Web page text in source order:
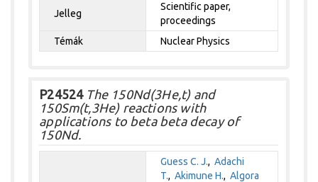
Jelleg
Scientific paper,
proceedings
Témák
Nuclear Physics
P24524The 150Nd(3He,t) and
150Sm(t,3He) reactions with
applications to beta beta decay of
150Nd.
Guess C. J.,Adachi
T.,Akimune H.,Algora